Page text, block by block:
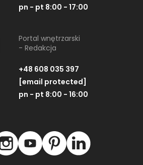
pn - pt 8:00 - 17:00
Portal wnętrzarski
- Redakcja
+48 608 035 397
[email protected]
pn - pt 8:00 - 16:00